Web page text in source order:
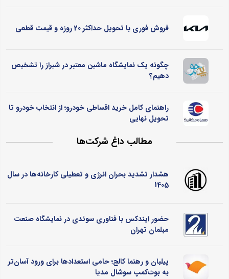
فروش فوری با تحویل حداکثر 20 روزه و قیمت قطعی
چگونه یک نمایشگاه ماشین معتبر در شیراز را تشخیص
دهیم؟
راهنمای کامل خرید اقساطی خودرو؛ از انتخاب خودرو تا
تحویل نهایی
مطالب داغ شرکت‌ها
هشدار تشدید بحران انرژی و تعطیلی کارخانه‌ها در سال
1405
حضور ایندکس با فناوری سوئدی در نمایشگاه صنعت
مبلمان تهران
پیلبان و رهنما کالج؛ حامی استعدادها برای ورود آسان‌تر
به بوت‌کمپ سوشال مدیا